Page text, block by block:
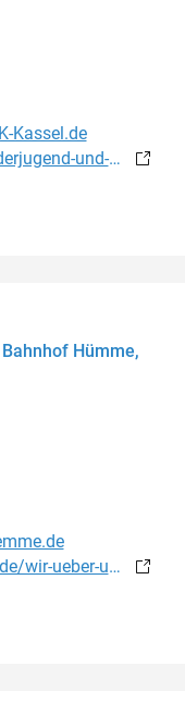
Kassel.de
www.drk-kassel.de/angebote/kinderjugend-und-familie/kinder-jugend-und-familie/familienzentrum-wolfhagen.html
Hümme,
www.generationenhaus-huemme.de/wir-ueber-uns/